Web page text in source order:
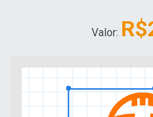
Valor: